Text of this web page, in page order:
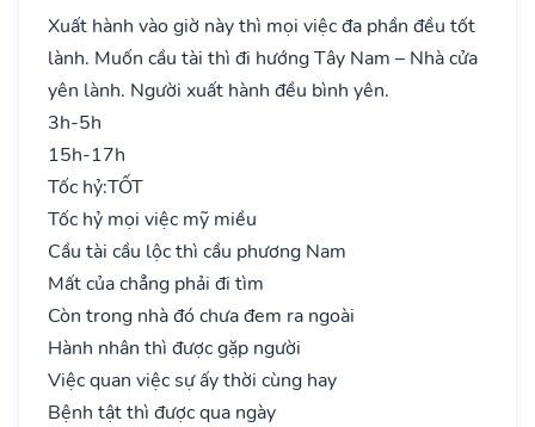
Xuất hành vào giờ này thì mọi việc đa phần đều tốt
lành. Muốn cầu tài thì đi hướng Tây Nam – Nhà cửa
yên lành. Người xuất hành đều bình yên.
3h-5h
15h-17h
Tốc hỷ:TỐT
Tốc hỷ mọi việc mỹ miều
Cầu tài cầu lộc thì cầu phương Nam
Mất của chẳng phải đi tìm
Còn trong nhà đó chưa đem ra ngoài
Hành nhân thì được gặp người
Việc quan việc sự ấy thời cùng hay
Bệnh tật thì được qua ngày